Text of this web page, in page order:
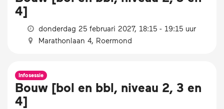
4]
donderdag 25 februari 2027, 18:15 - 19:15 uur
Marathonlaan 4, Roermond
Infosessie
Bouw [bol en bbl, niveau 2, 3 en
4]